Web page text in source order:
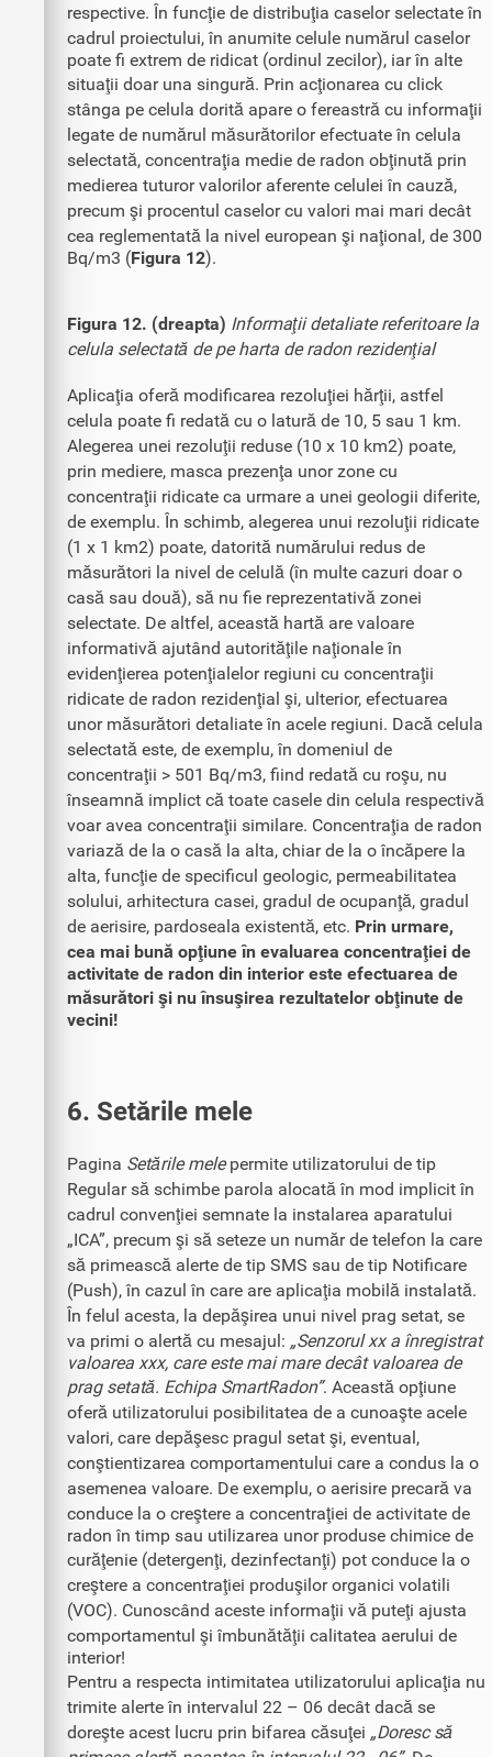
respective. În funcţie de distribuţia caselor selectate în
cadrul proiectului, în anumite celule numărul caselor
poate fi extrem de ridicat (ordinul zecilor), iar în alte
situaţii doar una singură. Prin acţionarea cu click
stânga pe celula dorită apare o fereastră cu informaţii
legate de numărul măsurătorilor efectuate în celula
selectată, concentraţia medie de radon obţinută prin
medierea tuturor valorilor aferente celulei în cauză,
precum şi procentul caselor cu valori mai mari decât
cea reglementată la nivel european şi naţional, de 300
Bq/m3 (Figura 12).
Figura 12. (dreapta) Informaţii detaliate referitoare la
celula selectată de pe harta de radon rezidenţial
Aplicaţia oferă modificarea rezoluţiei hărţii, astfel
celula poate fi redată cu o latură de 10, 5 sau 1 km.
Alegerea unei rezoluţii reduse (10 x 10 km2) poate,
prin mediere, masca prezenţa unor zone cu
concentraţii ridicate ca urmare a unei geologii diferite,
de exemplu. În schimb, alegerea unui rezoluţii ridicate
(1 x 1 km2) poate, datorită numărului redus de
măsurători la nivel de celulă (în multe cazuri doar o
casă sau două), să nu fie reprezentativă zonei
selectate. De altfel, această hartă are valoare
informativă ajutând autorităţile naţionale în
evidenţierea potenţialelor regiuni cu concentraţii
ridicate de radon rezidenţial şi, ulterior, efectuarea
unor măsurători detaliate în acele regiuni. Dacă celula
selectată este, de exemplu, în domeniul de
concentraţii > 501 Bq/m3, fiind redată cu roşu, nu
înseamnă implict că toate casele din celula respectivă
voar avea concentraţii similare. Concentraţia de radon
variază de la o casă la alta, chiar de la o încăpere la
alta, funcţie de specificul geologic, permeabilitatea
solului, arhitectura casei, gradul de ocupanţă, gradul
de aerisire, pardoseala existentă, etc. Prin urmare,
cea mai bună opţiune în evaluarea concentraţiei de
activitate de radon din interior este efectuarea de
măsurători şi nu însuşirea rezultatelor obţinute de
vecini!
6. Setările mele
Pagina Setările melepermite utilizatorului de tip
Regular să schimbe parola alocată în mod implicit în
cadrul convenţiei semnate la instalarea aparatului
„ICA”, precum şi să seteze un număr de telefon la care
să primească alerte de tip SMS sau de tip Notificare
(Push), în cazul în care are aplicaţia mobilă instalată.
În felul acesta, la depăşirea unui nivel prag setat, se
va primi o alertă cu mesajul: „Senzorul xx a înregistrat
valoarea xxx, care este mai mare decât valoarea de
prag setată. Echipa SmartRadon”. Această opţiune
oferă utilizatorului posibilitatea de a cunoaşte acele
valori, care depăşesc pragul setat şi, eventual,
conştientizarea comportamentului care a condus la o
asemenea valoare. De exemplu, o aerisire precară va
conduce la o creştere a concentraţiei de activitate de
radon în timp sau utilizarea unor produse chimice de
curăţenie (detergenţi, dezinfectanţi) pot conduce la o
creştere a concentraţiei produşilor organici volatili
(VOC). Cunoscând aceste informaţii vă puteţi ajusta
comportamentul şi îmbunătăţii calitatea aerului de
interior!
Pentru a respecta intimitatea utilizatorului aplicaţia nu
trimite alerte în intervalul 22 – 06 decât dacă se
doreşte acest lucru prin bifarea căsuţei „Doresc să